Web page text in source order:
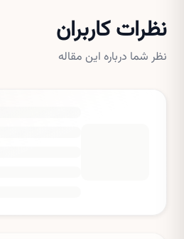
نظرات کاربران
نظر شما درباره این مقاله